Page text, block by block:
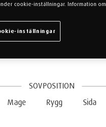
SOVPOSITION
Mage
Rygg Sida
cookie-inställningar. Information om
inställningar